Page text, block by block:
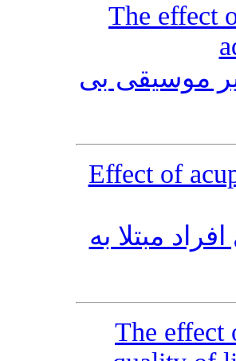
The effect
بیکلام بر خواب بیماران بستری در بخش
Effect of
مبتلا به
The effect